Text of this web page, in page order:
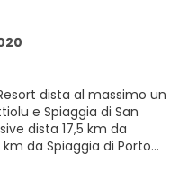
dista al massimo un
e Spiaggia di San
da Spiaggia di Porto